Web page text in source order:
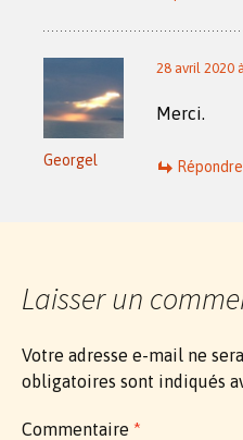
Georgel
28 avril 2020
Merci.
Répondre
Laisser un
Votre adresse e-mail ne
obligatoires sont indiqués
Commentaire *